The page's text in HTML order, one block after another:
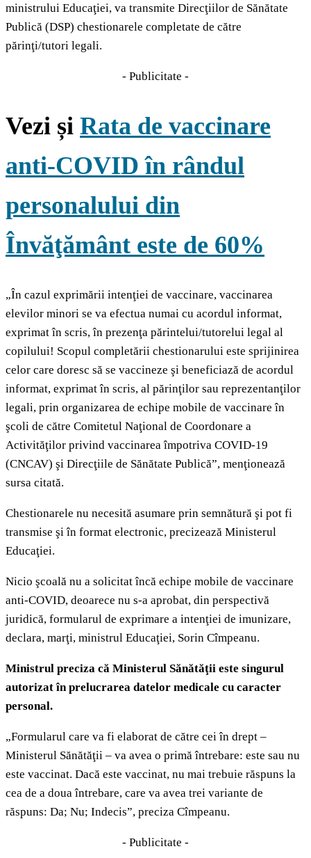
ministrului Educaţiei, va transmite Direcţiilor de Sănătate
Publică (DSP) chestionarele completate de către
părinţi/tutori legali.
- Publicitate -
Vezi și Rata de vaccinare
anti-COVID în rândul
personalului din
Învăţământ este de 60%
„În cazul exprimării intenţiei de vaccinare, vaccinarea
elevilor minori se va efectua numai cu acordul informat,
exprimat în scris, în prezenţa părintelui/tutorelui legal al
copilului! Scopul completării chestionarului este sprijinirea
celor care doresc să se vaccineze şi beneficiază de acordul
informat, exprimat în scris, al părinţilor sau reprezentanţilor
legali, prin organizarea de echipe mobile de vaccinare în
şcoli de către Comitetul Naţional de Coordonare a
Activităţilor privind vaccinarea împotriva COVID-19
(CNCAV) şi Direcţiile de Sănătate Publică”, menţionează
sursa citată.
Chestionarele nu necesită asumare prin semnătură şi pot fi
transmise şi în format electronic, precizează Ministerul
Educaţiei.
Nicio şcoală nu a solicitat încă echipe mobile de vaccinare
anti-COVID, deoarece nu s-a aprobat, din perspectivă
juridică, formularul de exprimare a intenţiei de imunizare,
declara, marţi, ministrul Educaţiei, Sorin Cîmpeanu.
Ministrul preciza că Ministerul Sănătăţii este singurul
autorizat în prelucrarea datelor medicale cu caracter
personal.
„Formularul care va fi elaborat de către cei în drept –
Ministerul Sănătăţii – va avea o primă întrebare: este sau nu
este vaccinat. Dacă este vaccinat, nu mai trebuie răspuns la
cea de a doua întrebare, care va avea trei variante de
răspuns: Da; Nu; Indecis”, preciza Cîmpeanu.
- Publicitate -